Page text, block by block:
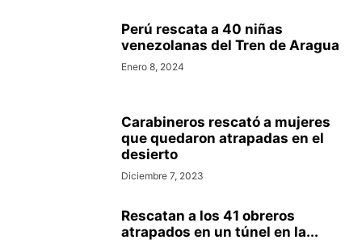
Perú rescata a 40 niñas
venezolanas del Tren de Aragua
Enero 8, 2024
Carabineros rescató a mujeres
que quedaron atrapadas en el
desierto
Diciembre 7, 2023
Rescatan a los 41 obreros
atrapados en un túnel en la...